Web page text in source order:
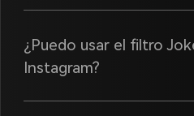
¿Puedo usar el filtro
Instagram?